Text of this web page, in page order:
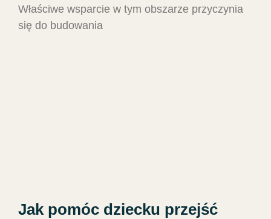
Właściwe wsparcie w tym obszarze przyczynia
się do budowania
Jak pomóc dziecku przejść